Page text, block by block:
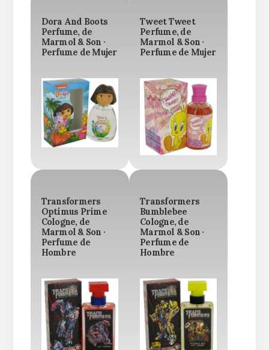
Dora And Boots
Perfume, de
Marmol & Son ·
Perfume de Mujer
Tweet Tweet
Perfume, de
Marmol & Son ·
Perfume de Mujer
Transformers
Optimus Prime
Cologne, de
Marmol & Son ·
Perfume de
Hombre
Transformers
Bumblebee
Cologne, de
Marmol & Son ·
Perfume de
Hombre